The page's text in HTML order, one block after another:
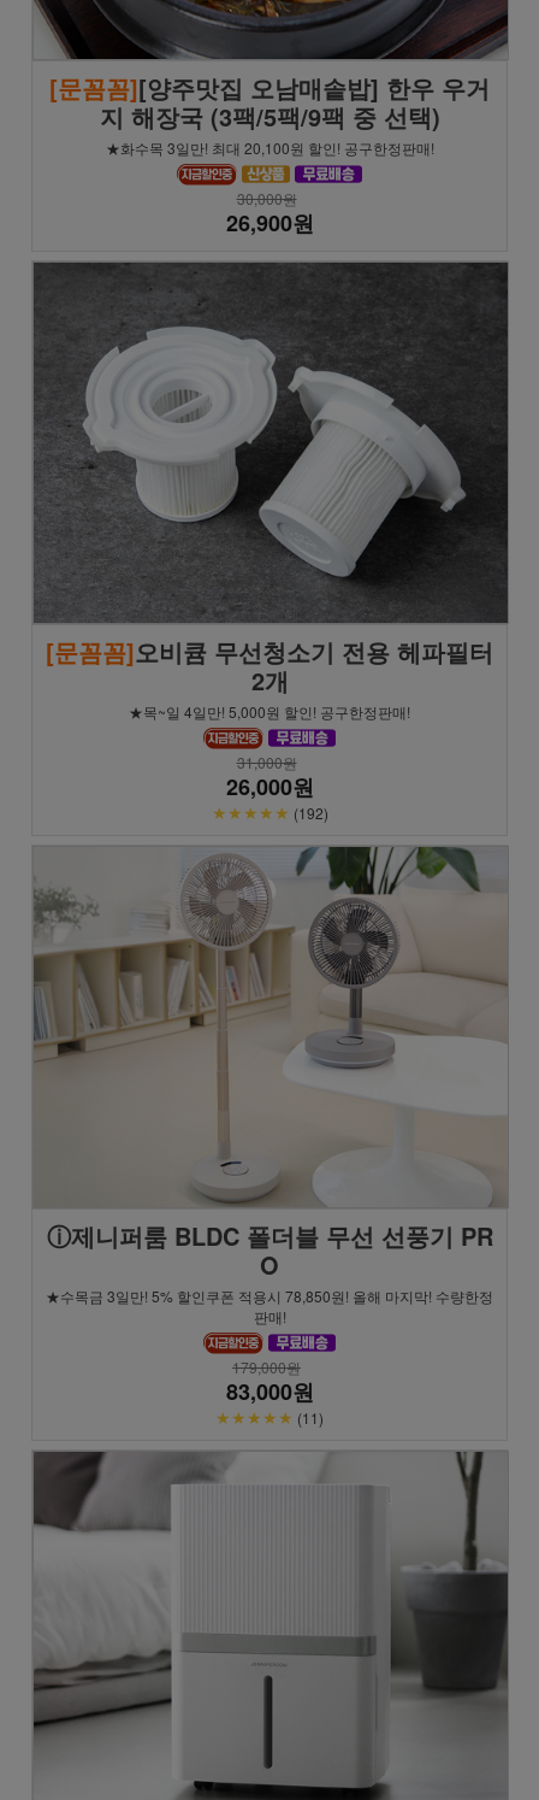
[문꼼꼼][양주맛집 오남매솥밥] 한우 우거
지 해장국 (3팩/5팩/9팩 중 선택)
★화수목 3일만! 최대 20,100원 할인! 공구한정판매!
30,000원
26,900원
[문꼼꼼]오비큠 무선청소기 전용 헤파필터
2개
★목~일 4일만! 5,000원 할인! 공구한정판매!
31,000원
26,000원
★★★★★ (192)
ⓘ제니퍼룸 BLDC 폴더블 무선 선풍기 PR
O
★수목금 3일만! 5% 할인쿠폰 적용시 78,850원! 올해 마지막! 수량한정
판매!
179,000원
83,000원
★★★★★ (11)